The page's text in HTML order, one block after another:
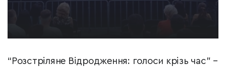
“Розстріляне Відродження: голоси крізь час” –